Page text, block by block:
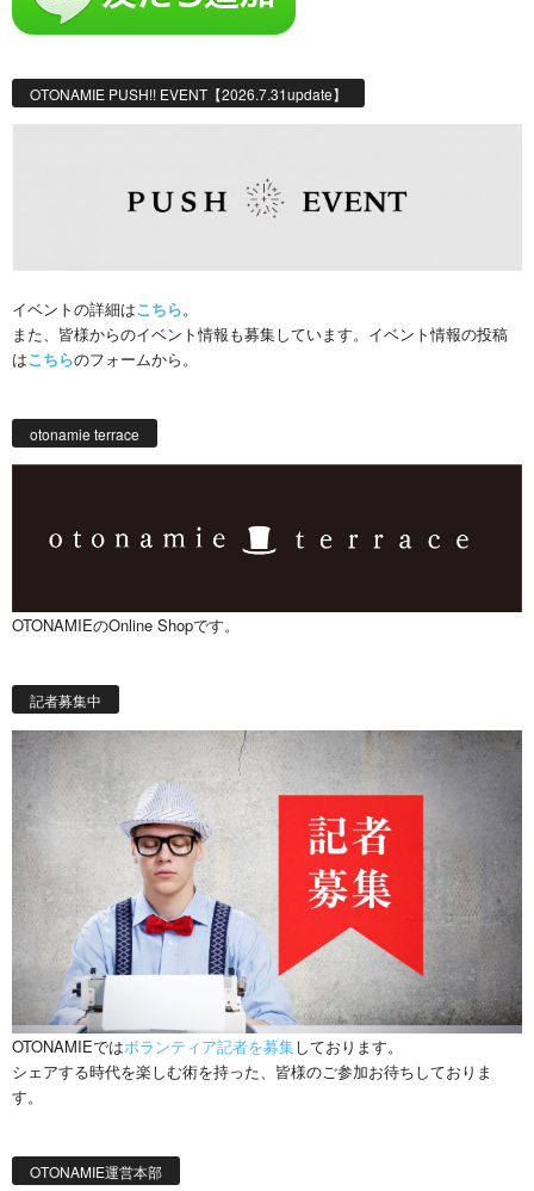
OTONAMIE PUSH!! EVENT【2026.7.31update】
イベントの詳細はこちら。
また、皆様からのイベント情報も募集しています。イベント情報の投稿
はこちらのフォームから。
otonamie terrace
OTONAMIEのOnline Shopです。
記者募集中
OTONAMIEではボランティア記者を募集しております。
シェアする時代を楽しむ術を持った、皆様のご参加お待ちしておりま
す。
OTONAMIE運営本部